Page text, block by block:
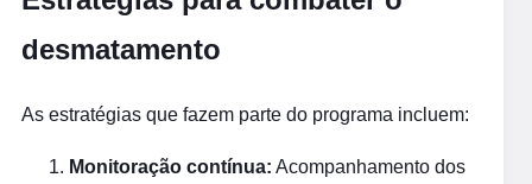
desmatamento
As estratégias que fazem parte do programa incluem:
Monitoração contínua: Acompanhamento dos